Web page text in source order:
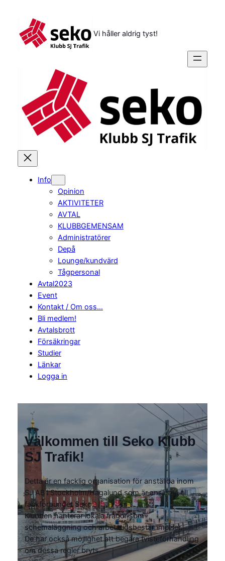
innehåll
Vi håller aldrig tyst!
Info
Opinion
AKTIVITETER
AVTAL
KLUBBGEMENSAM
Administratörer
Depå
Lounge/kundvärd
Tågpersonal
Avtal2023
Event
Kontakt / Om oss…
Bli medlem!
Avtalsbrott
Försäkringar
Studier
Länkar
Logga in
Välkommen till Seko Klubb
SJ Trafik!
Detta är en facklig organisation för anställda inom
SJ AB i Stockholm/Hagalund som är anslutna till
fackförbundet Seko.
Klubben hanterar lokala frågor som
schemaläggning och arbetstidsbestämmelser.
De har också möjlighet att begära tvisteförhandling
om dessa regler bryts.